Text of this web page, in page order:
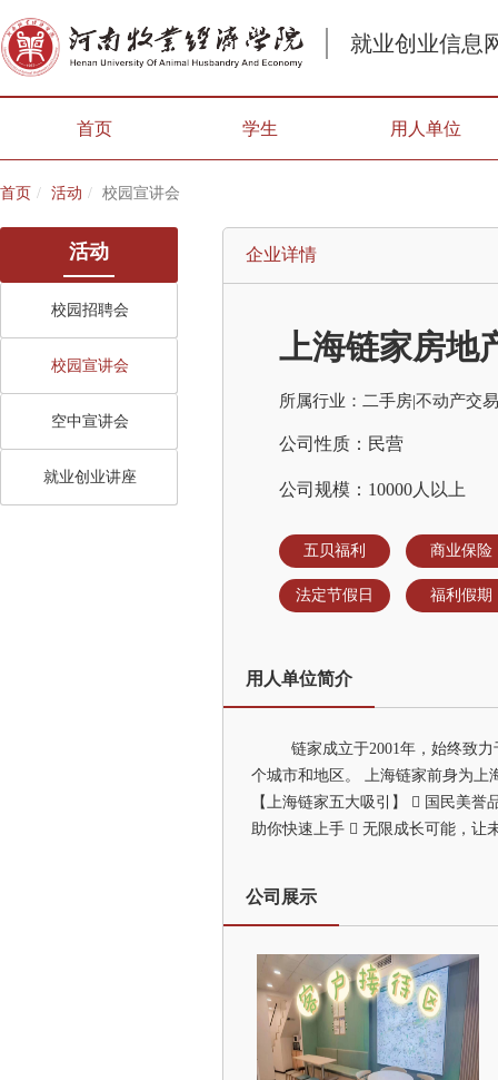
就业创业信息
首页 学生 用人单位
首页 活动 校园宣讲会
活动
校园招聘会
校园宣讲会
空中宣讲会
就业创业讲座
企业详情
上海链家房地
所属行业：二手房|不动产交易
公司性质：民营
公司规模：10000人以上
五贝福利 商业保险
法定节假日 福利假期
用人单位简介
链家成立于2001年，始终致
个城市和地区。 上海链家前身为上
【上海链家五大吸引】  国民美
助你快速上手  无限成长可能，让
公司展示